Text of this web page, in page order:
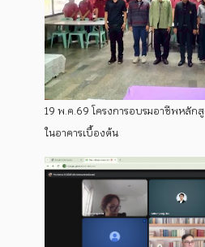
19 พ.ค.69 โครงการอบรมอาชีพหลักสู
ในอาคารเบื้องต้น